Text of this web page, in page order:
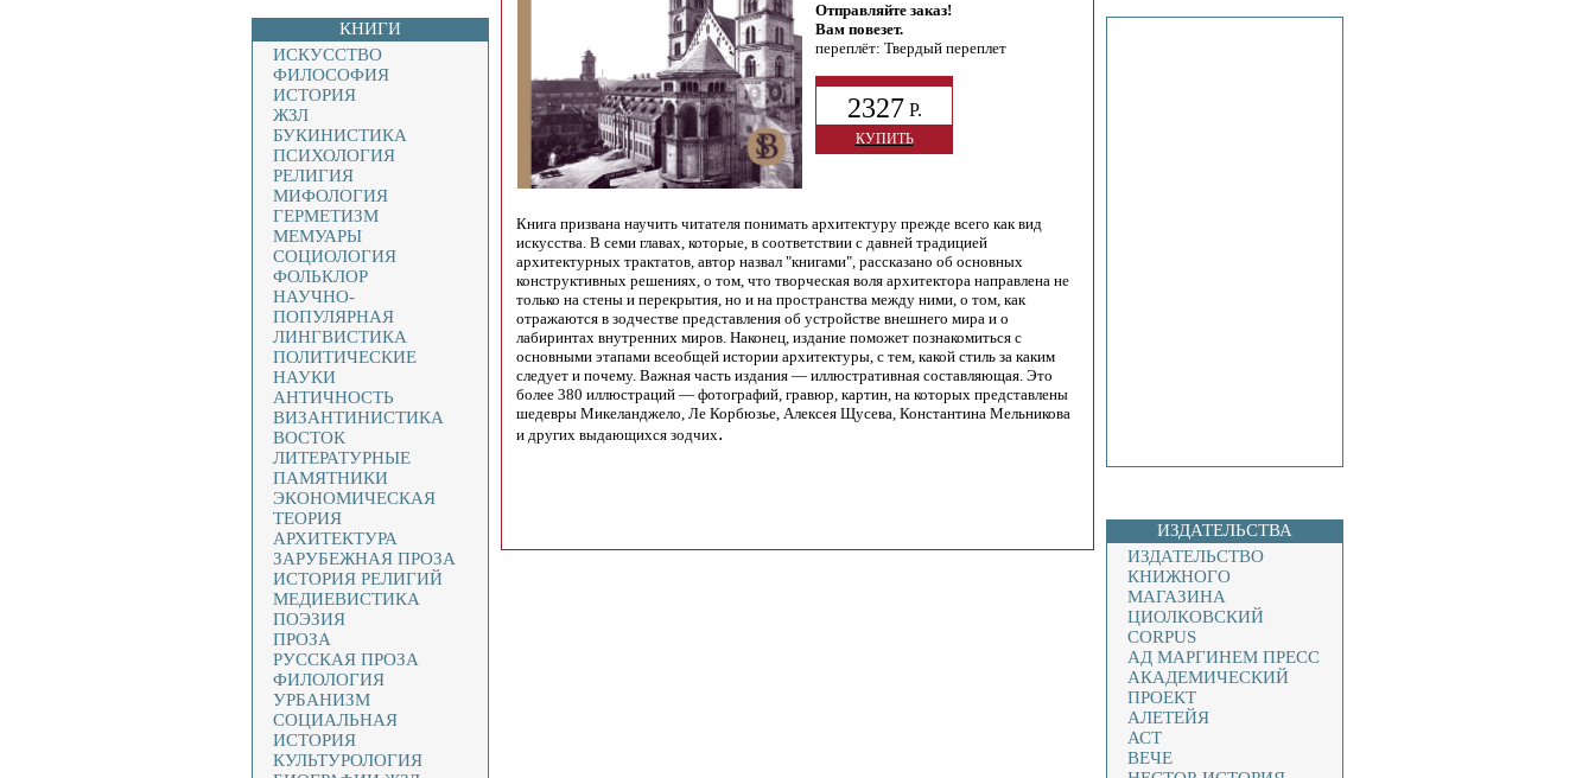
КНИГИ
ИСКУССТВО
ФИЛОСОФИЯ
ИСТОРИЯ
ЖЗЛ
БУКИНИСТИКА
ПСИХОЛОГИЯ
РЕЛИГИЯ
МИФОЛОГИЯ
ГЕРМЕТИЗМ
МЕМУАРЫ
СОЦИОЛОГИЯ
ФОЛЬКЛОР
НАУЧНО-
ПОПУЛЯРНАЯ
ЛИНГВИСТИКА
ПОЛИТИЧЕСКИЕ
НАУКИ
АНТИЧНОСТЬ
ВИЗАНТИНИСТИКА
ВОСТОК
ЛИТЕРАТУРНЫЕ
ПАМЯТНИКИ
ЭКОНОМИЧЕСКАЯ
ТЕОРИЯ
АРХИТЕКТУРА
ЗАРУБЕЖНАЯ ПРОЗА
ИСТОРИЯ РЕЛИГИЙ
МЕДИЕВИСТИКА
ПОЭЗИЯ
ПРОЗА
РУССКАЯ ПРОЗА
ФИЛОЛОГИЯ
УРБАНИЗМ
СОЦИАЛЬНАЯ
ИСТОРИЯ
КУЛЬТУРОЛОГИЯ
Отправляйте заказ!
Вам повезет.
переплёт: Твердый переплет
2327 Р.
КУПИТЬ
Книга призвана научить читателя понимать архитектуру прежде всего как вид
искусства. В семи главах, которые, в соответствии с давней традицией
архитектурных трактатов, автор назвал "книгами", рассказано об основных
конструктивных решениях, о том, что творческая воля архитектора направлена не
только на стены и перекрытия, но и на пространства между ними, о том, как
отражаются в зодчестве представления об устройстве внешнего мира и о
лабиринтах внутренних миров. Наконец, издание поможет познакомиться с
основными этапами всеобщей истории архитектуры, с тем, какой стиль за каким
следует и почему. Важная часть издания — иллюстративная составляющая. Это
более 380 иллюстраций — фотографий, гравюр, картин, на которых представлены
шедевры Микеланджело, Ле Корбюзье, Алексея Щусева, Константина Мельникова
и других выдающихся зодчих.
ИЗДАТЕЛЬСТВА
ИЗДАТЕЛЬСТВО
КНИЖНОГО
МАГАЗИНА
ЦИОЛКОВСКИЙ
CORPUS
АД МАРГИНЕМ ПРЕСС
АКАДЕМИЧЕСКИЙ
ПРОЕКТ
АЛЕТЕЙЯ
АСТ
ВЕЧЕ